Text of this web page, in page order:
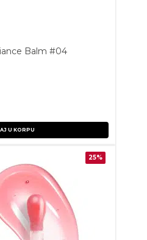
Balm #04
U KORPU
25%